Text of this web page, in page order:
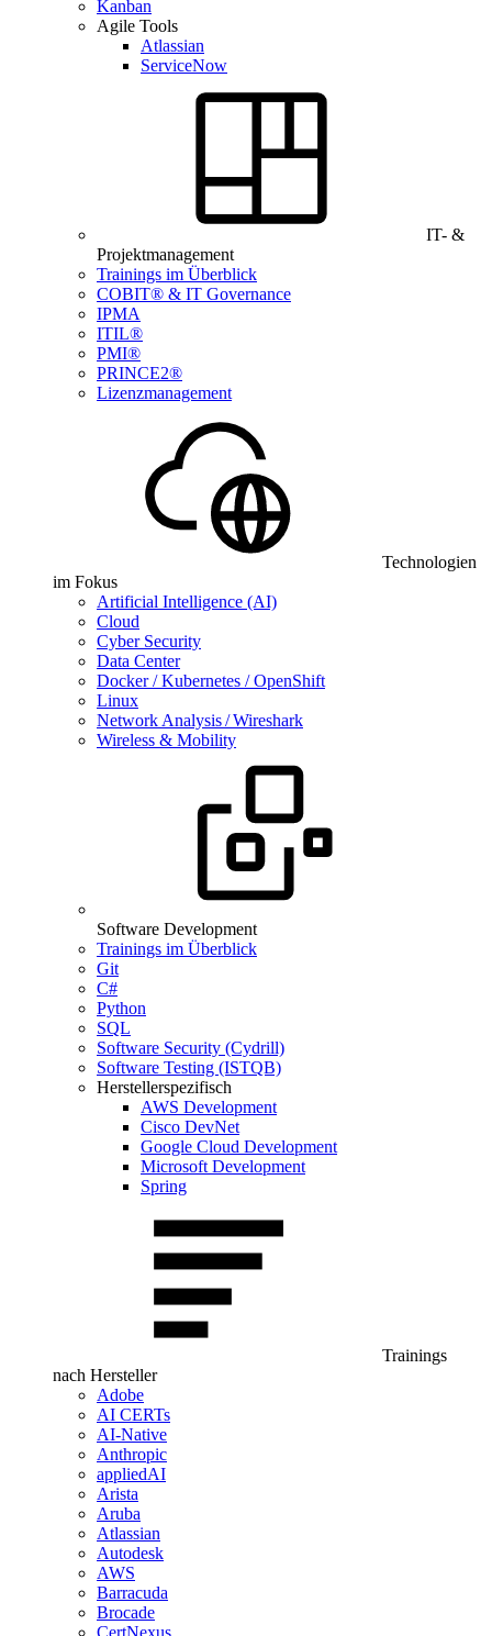
Kanban
Agile Tools
Atlassian
ServiceNow
IT- &
Projektmanagement
Trainings im Überblick
COBIT® & IT Governance
IPMA
ITIL®
PMI®
PRINCE2®
Lizenzmanagement
Technologien
im Fokus
Artificial Intelligence (AI)
Cloud
Cyber Security
Data Center
Docker / Kubernetes / OpenShift
Linux
Network Analysis / Wireshark
Wireless & Mobility
Software Development
Trainings im Überblick
Git
C#
Python
SQL
Software Security (Cydrill)
Software Testing (ISTQB)
Herstellerspezifisch
AWS Development
Cisco DevNet
Google Cloud Development
Microsoft Development
Spring
Trainings
nach Hersteller
Adobe
AI CERTs
AI-Native
Anthropic
appliedAI
Arista
Aruba
Atlassian
Autodesk
AWS
Barracuda
Brocade
CertNexus